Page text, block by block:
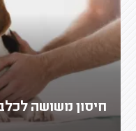
חיסון משושה